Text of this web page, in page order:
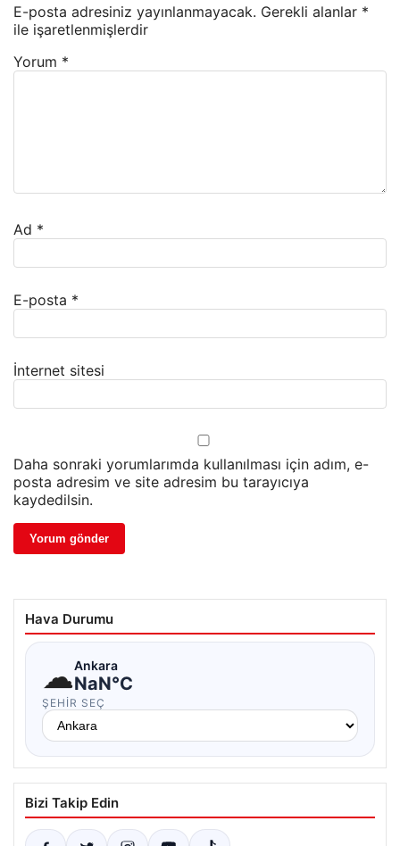
E-posta adresiniz yayınlanmayacak. Gerekli alanlar *
ile işaretlenmişlerdir
Yorum *
Ad *
E-posta *
İnternet sitesi
Daha sonraki yorumlarımda kullanılması için adım, e-
posta adresim ve site adresim bu tarayıcıya
kaydedilsin.
Hava Durumu
☁Ankara
NaN°C
ŞEHIR SEÇ
Bizi Takip Edin